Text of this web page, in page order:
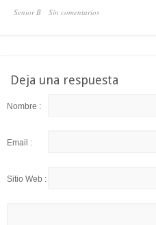
Senior B Sin comentarios
Deja una respuesta
Nombre :
Email :
Sitio Web :